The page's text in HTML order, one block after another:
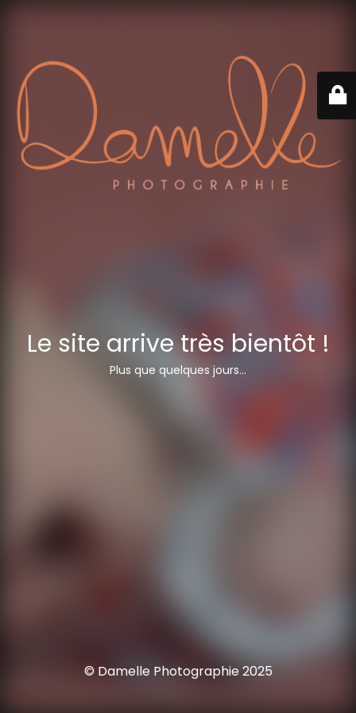
Le site arrive très bientôt !
Plus que quelques jours...
© Damelle Photographie 2025